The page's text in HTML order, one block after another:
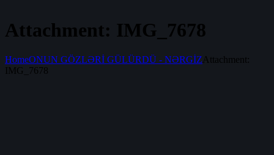
Attachment: IMG_7678
HomeONUN GÖZLƏRİ GÜLÜRDÜ - NƏRGİZAttachment:
IMG_7678